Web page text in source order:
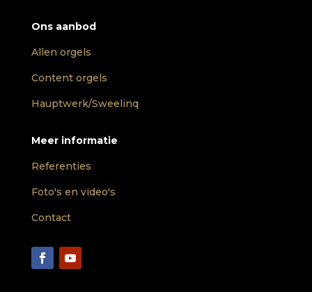
Ons aanbod
Allen orgels
Content orgels
Hauptwerk/Sweelinq
Meer informatie
Referenties
Foto's en video's
Contact